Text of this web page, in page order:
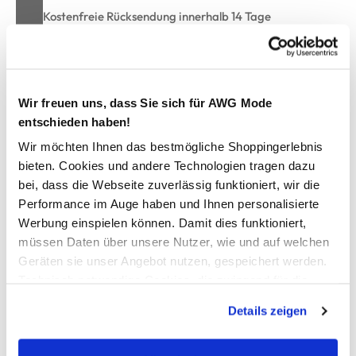
Wir freuen uns, dass Sie sich für AWG Mode
entschieden haben!
Wir möchten Ihnen das bestmögliche Shoppingerlebnis
bieten. Cookies und andere Technologien tragen dazu
bei, dass die Webseite zuverlässig funktioniert, wir die
Performance im Auge haben und Ihnen personalisierte
Werbung einspielen können. Damit dies funktioniert,
müssen Daten über unsere Nutzer, wie und auf welchen
Geräten sie unser Angebot nutzen, gespeichert werden.
werden, werden bei der Nutzung der Webseite auf jeden
Fall gesetzt. Cookies von Drittanbietern für Analyse- oder
Details zeigen
Kostenfreie Rücksendung innerhalb 14 Tage
Kostenlose Filiallieferung in Ihre Wunschfiliale
Zur Wunschliste hinzufügen
Damen Alloverprint Bermuda
legere Bermuda von Lisa Tossa
elastischer Gummibund mit Kordelzug außen
im Alloverprint gehalten
perfekt für unkomplizierte Sommerlooks